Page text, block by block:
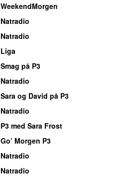
WeekendMorgen
Natradio
Natradio
Liga
Smag på P3
Natradio
Sara og David på P3
Natradio
P3 med Sara Frost
Go’ Morgen P3
Natradio
Natradio